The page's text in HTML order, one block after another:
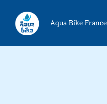
contenu
Aqua Bike France